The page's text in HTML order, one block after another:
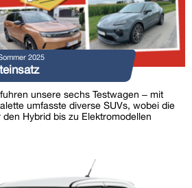
2025
unsere sechs Testwagen – mit
umfasste diverse SUVs, wobei die
Hybrid bis zu Elektromodellen